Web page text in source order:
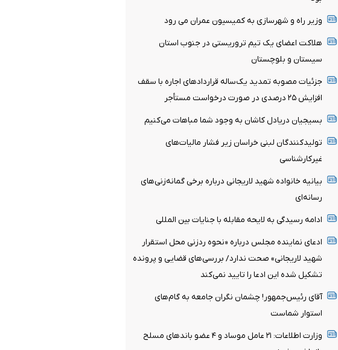
وزیر راه و شهرسازی به کمیسیون عمران می رود
هلاکت اعضای یک تیم تروریستی در جنوب استان
سیستان و بلوچستان
جزئیات مصوبه تمدید یک‌ساله قرارداد‌های اجاره با سقف
افزایش ۲۵ درصدی در صورت درخواست مستأجر
بسیجیان‌ دریادل‌ کاشان به‌ وجود شما مباهات می‌کنیم
تولیدکنندگان لبنی خراسان زیر فشار مالیات‌های
غیرکارشناسی
بیانیه خانواده شهید لاریجانی درباره برخی گمانه‌زنی‌های
رسانه‌ای
ادامه رسیدگی به لایحه مقابله با جنایات بین المللی
ادعای نماینده مجلس درباره «نحوه ردزنی محل استقرار
شهید لاریجانی» صحت ندارد/ بررسی‌های قضایی و پرونده
تشکیل شده این ادعا را تایید نمی‌کند
آقای رئیس‌جمهور! چشمان نگران جامعه به گام‌های
استوار شماست
وزارت اطلاعات: ۲۱ عامل موساد و ۴ عضو باندهای مسلح